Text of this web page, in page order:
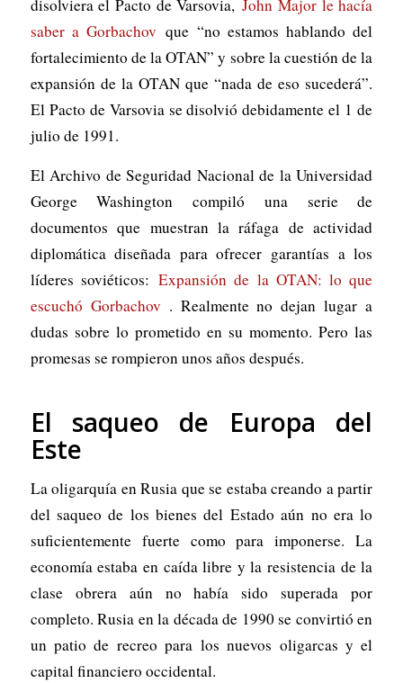
disolviera el Pacto de Varsovia,John Major le hacía
saber a Gorbachov que “no estamos hablando del
fortalecimiento de la OTAN” y sobre la cuestión de la
expansión de la OTAN que “nada de eso sucederá”.
El Pacto de Varsovia se disolvió debidamente el 1 de
julio de 1991.
El Archivo de Seguridad Nacional de la Universidad
George Washington compiló una serie de
documentos que muestran la ráfaga de actividad
diplomática diseñada para ofrecer garantías a los
líderes soviéticos:Expansión de la OTAN: lo que
escuchó Gorbachov . Realmente no dejan lugar a
dudas sobre lo prometido en su momento. Pero las
promesas se rompieron unos años después.
El saqueo de Europa del
Este
La oligarquía en Rusia que se estaba creando a partir
del saqueo de los bienes del Estado aún no era lo
suficientemente fuerte como para imponerse. La
economía estaba en caída libre y la resistencia de la
clase obrera aún no había sido superada por
completo. Rusia en la década de 1990 se convirtió en
un patio de recreo para los nuevos oligarcas y el
capital financiero occidental.